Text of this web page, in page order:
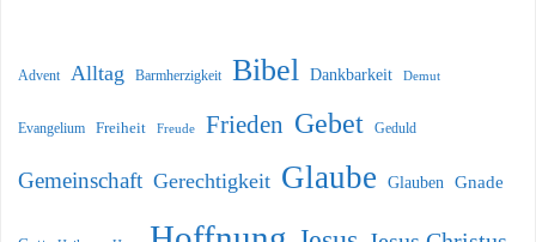
Advent Alltag Barmherzigkeit Bibel Dankbarkeit Demut
Evangelium Freiheit Freude Frieden Gebet Geduld
Gemeinschaft Gerechtigkeit Glaube Glauben Gnade